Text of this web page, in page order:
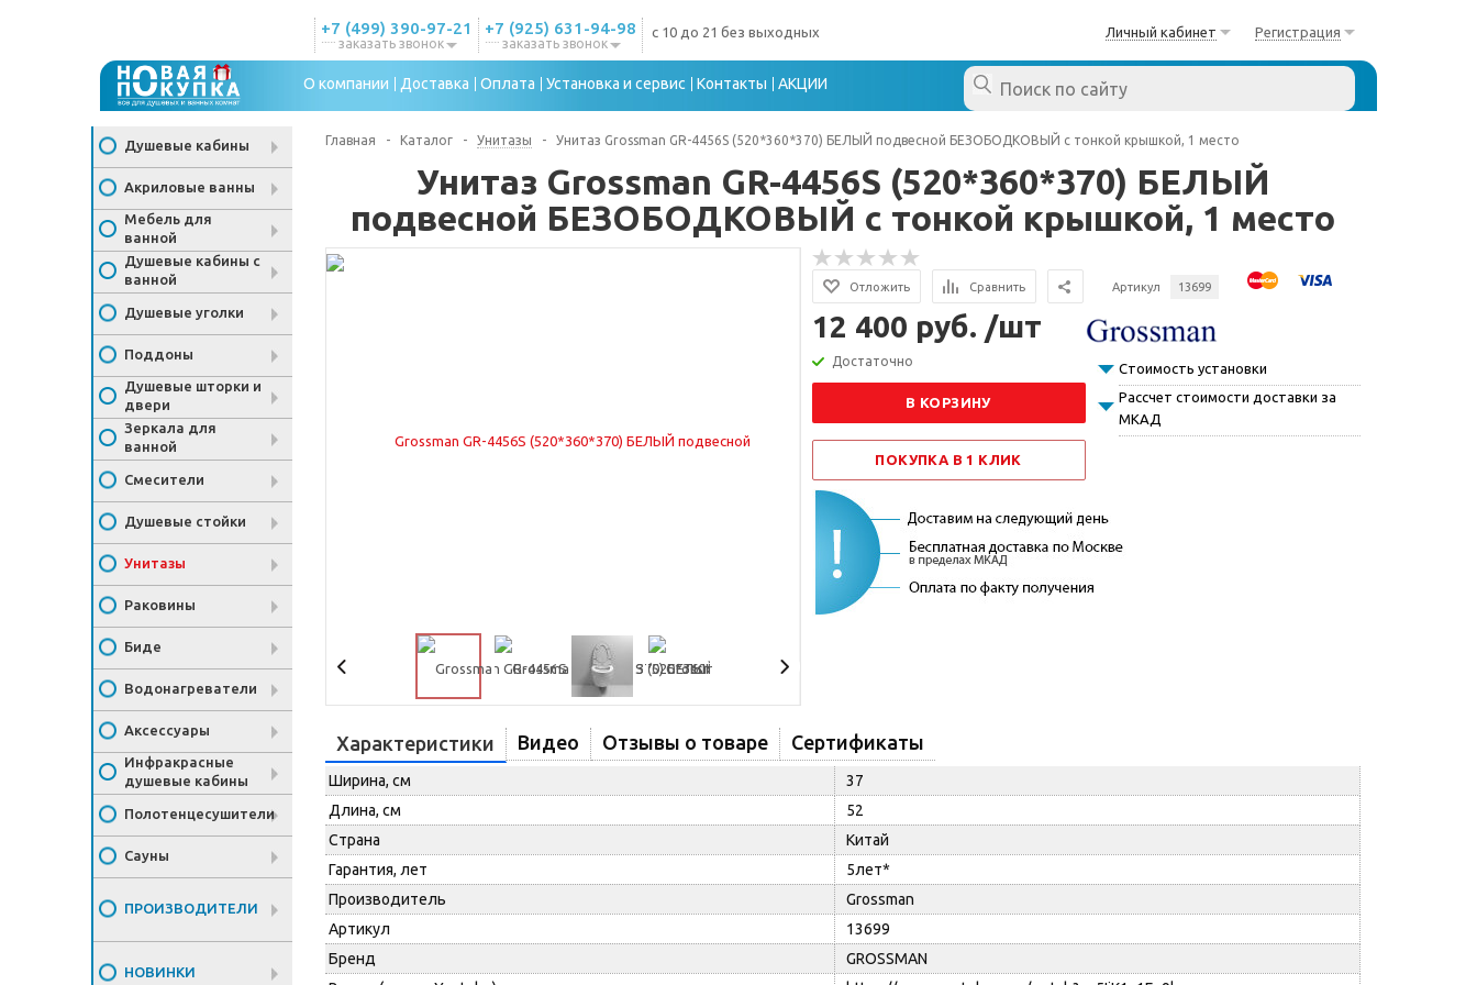
+7 (499) 390-97-21
заказать звонок
+7 (925) 631-94-98
заказать звонок
с 10 до 21 без выходных Личный кабинет Регистрация
О компании Доставка Оплата Установка и сервис Контакты АКЦИИ
Душевые кабины
Акриловые ванны
Мебель для
ванной
Душевые кабины с
ванной
Душевые уголки
Поддоны
Душевые шторки и
двери
Зеркала для
ванной
Смесители
Душевые стойки
Унитазы
Раковины
Биде
Водонагреватели
Аксессуары
Инфракрасные
душевые кабины
Полотенцесушители
Сауны
ПРОИЗВОДИТЕЛИ
НОВИНКИ
Главная - Каталог - Унитазы - Унитаз Grossman GR-4456S (520*360*370) БЕЛЫЙ подвесной БЕЗОБОДКОВЫЙ с тонкой крышкой, 1 место
Унитаз Grossman GR-4456S (520*360*370) БЕЛЫЙ
подвесной БЕЗОБОДКОВЫЙ с тонкой крышкой, 1 место
Отложить Сравнить Артикул 13699
12 400 руб. /шт
Достаточно
В КОРЗИНУ
ПОКУПКА В 1 КЛИК
Стоимость установки
Рассчет стоимости доставки за
МКАД
Характеристики Видео Отзывы о товаре Сертификаты
Ширина, см
37
Длина, см
52
Страна
Китай
Гарантия, лет
5лет*
Производитель
Grossman
Артикул
13699
Бренд
GROSSMAN